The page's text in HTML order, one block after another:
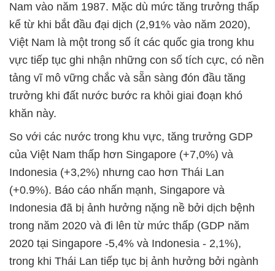
Nam vào năm 1987. Mặc dù mức tăng trưởng thấp
kể từ khi bắt đầu đại dịch (2,91% vào năm 2020),
Việt Nam là một trong số ít các quốc gia trong khu
vực tiếp tục ghi nhận những con số tích cực, có nền
tảng vĩ mô vững chắc và sẵn sàng đón đầu tăng
trưởng khi đất nước bước ra khỏi giai đoạn khó
khăn này.
So với các nước trong khu vực, tăng trưởng GDP
của Việt Nam thấp hơn Singapore (+7,0%) và
Indonesia (+3,2%) nhưng cao hơn Thái Lan
(+0.9%). Báo cáo nhấn mạnh, Singapore và
Indonesia đã bị ảnh hưởng nặng nề bởi dịch bệnh
trong năm 2020 và đi lên từ mức thấp (GDP năm
2020 tại Singapore -5,4% và Indonesia - 2,1%),
trong khi Thái Lan tiếp tục bị ảnh hưởng bởi ngành